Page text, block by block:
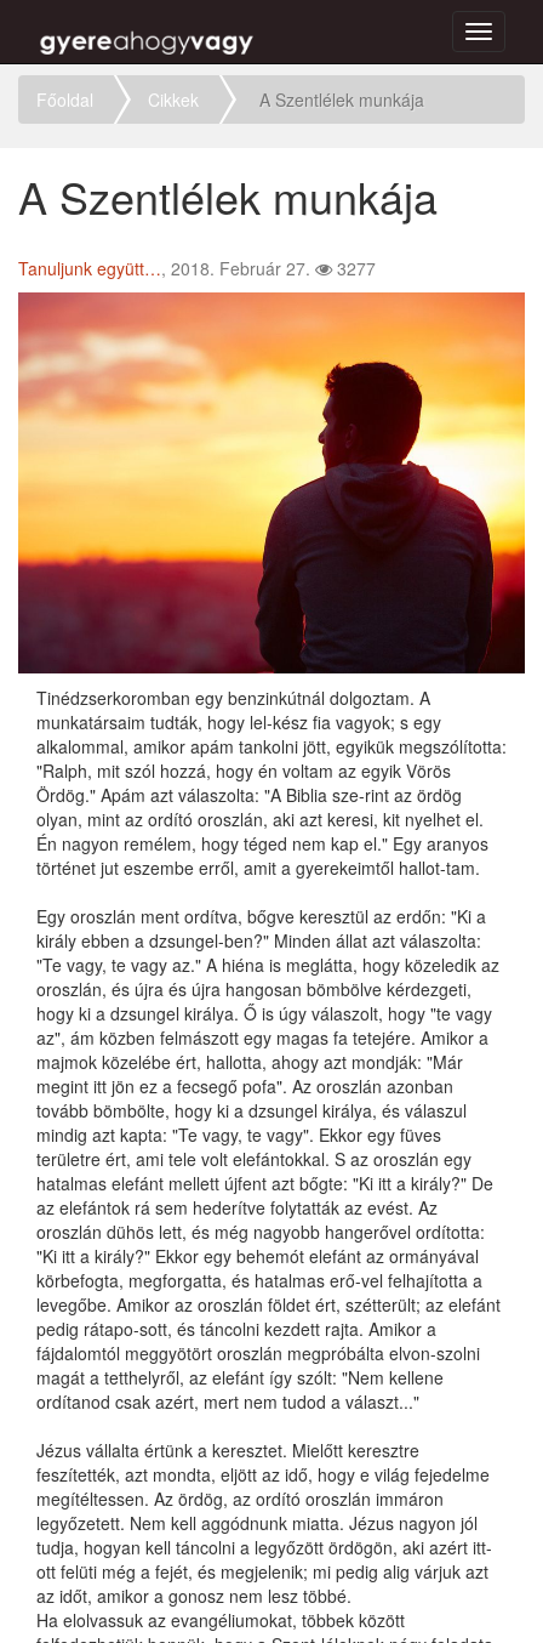
Toggle
Főoldal
Cikkek A Szentlélek munkája
A Szentlélek munkája
Tanuljunk együtt…, 2018. Február 27. 3277
Tinédzserkoromban egy benzinkútnál dolgoztam. A
munkatársaim tudták, hogy lel-kész fia vagyok; s egy
alkalommal, amikor apám tankolni jött, egyikük megszólította:
"Ralph, mit szól hozzá, hogy én voltam az egyik Vörös
Ördög." Apám azt válaszolta: "A Biblia sze-rint az ördög
olyan, mint az ordító oroszlán, aki azt keresi, kit nyelhet el.
Én nagyon remélem, hogy téged nem kap el." Egy aranyos
történet jut eszembe erről, amit a gyerekeimtől hallot-tam.
Egy oroszlán ment ordítva, bőgve keresztül az erdőn: "Ki a
király ebben a dzsungel-ben?" Minden állat azt válaszolta:
"Te vagy, te vagy az." A hiéna is meglátta, hogy közeledik az
oroszlán, és újra és újra hangosan bömbölve kérdezgeti,
hogy ki a dzsungel királya. Ő is úgy válaszolt, hogy "te vagy
az", ám közben felmászott egy magas fa tetejére. Amikor a
majmok közelébe ért, hallotta, ahogy azt mondják: "Már
megint itt jön ez a fecsegő pofa". Az oroszlán azonban
tovább bömbölte, hogy ki a dzsungel királya, és válaszul
mindig azt kapta: "Te vagy, te vagy". Ekkor egy füves
területre ért, ami tele volt elefántokkal. S az oroszlán egy
hatalmas elefánt mellett újfent azt bőgte: "Ki itt a király?" De
az elefántok rá sem hederítve folytatták az evést. Az
oroszlán dühös lett, és még nagyobb hangerővel ordította:
"Ki itt a király?" Ekkor egy behemót elefánt az ormányával
körbefogta, megforgatta, és hatalmas erő-vel felhajította a
levegőbe. Amikor az oroszlán földet ért, szétterült; az elefánt
pedig rátapo-sott, és táncolni kezdett rajta. Amikor a
fájdalomtól meggyötört oroszlán megpróbálta elvon-szolni
magát a tetthelyről, az elefánt így szólt: "Nem kellene
ordítanod csak azért, mert nem tudod a választ..."
Jézus vállalta értünk a keresztet. Mielőtt keresztre
feszítették, azt mondta, eljött az idő, hogy e világ fejedelme
megítéltessen. Az ördög, az ordító oroszlán immáron
legyőzetett. Nem kell aggódnunk miatta. Jézus nagyon jól
tudja, hogyan kell táncolni a legyőzött ördögön, aki azért itt-
ott felüti még a fejét, és megjelenik; mi pedig alig várjuk azt
az időt, amikor a gonosz nem lesz többé.
Ha elolvassuk az evangéliumokat, többek között